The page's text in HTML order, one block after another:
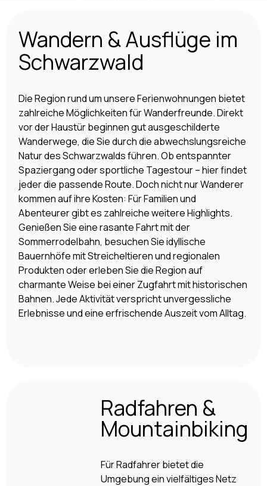
Wandern & Ausflüge im
Schwarzwald
Die Region rund um unsere Ferienwohnungen bietet
zahlreiche Möglichkeiten für Wanderfreunde. Direkt
vor der Haustür beginnen gut ausgeschilderte
Wanderwege, die Sie durch die abwechslungsreiche
Natur des Schwarzwalds führen. Ob entspannter
Spaziergang oder sportliche Tagestour – hier findet
jeder die passende Route. Doch nicht nur Wanderer
kommen auf ihre Kosten: Für Familien und
Abenteurer gibt es zahlreiche weitere Highlights.
Genießen Sie eine rasante Fahrt mit der
Sommerrodelbahn, besuchen Sie idyllische
Bauernhöfe mit Streicheltieren und regionalen
Produkten oder erleben Sie die Region auf
charmante Weise bei einer Zugfahrt mit historischen
Bahnen. Jede Aktivität verspricht unvergessliche
Erlebnisse und eine erfrischende Auszeit vom Alltag.
Radfahren &
Mountainbiking
Für Radfahrer bietet die
Umgebung ein vielfältiges Netz